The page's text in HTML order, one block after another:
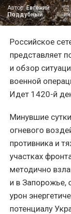
Автор:Евгений
Поддубный
Российское
представляет
и обзор
военной
Идет 1420-й
Минувшие
огневого
противника и
участках
методично
и в Запорожье,
урон
потенциалу